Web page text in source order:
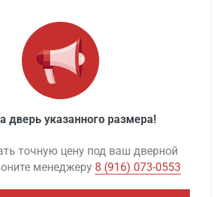
дверь указанного размера!
точную цену под ваш дверной
менеджеру 8 (916) 073-0553